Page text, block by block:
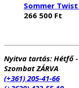
Sommer
266 500 Ft
Nyitva tartás: Hétfő -
Szombat ZÁRVA
(+361) 205-41-66